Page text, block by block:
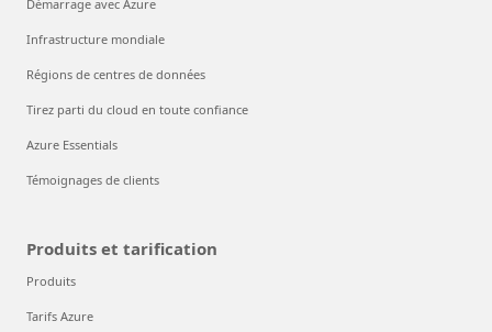
Démarrage avec Azure
Infrastructure mondiale
Régions de centres de données
Tirez parti du cloud en toute confiance
Azure Essentials
Témoignages de clients
Produits et tarification
Produits
Tarifs Azure